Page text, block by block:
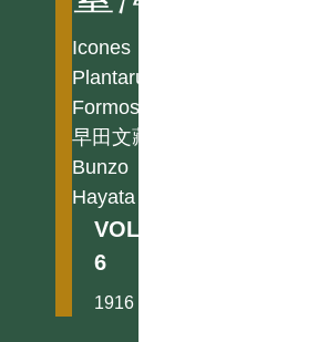
Icones
Plantarum
Formosanarum
早田文藏
Bunzo
Hayata
VOL.
6
1916